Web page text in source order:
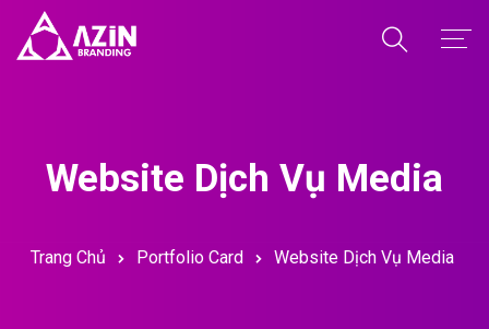
Dự Án
Website Dịch Vụ Media
Trang Chủ Portfolio Card Website Dịch Vụ Media